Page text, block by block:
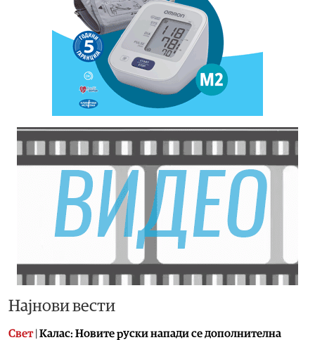
Најнови вести
Свет| Калас: Новите руски напади се дополнителна